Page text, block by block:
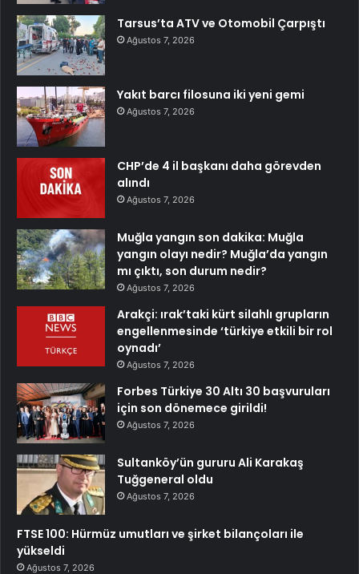
Tarsus’ta ATV ve Otomobil Çarpıştı
Ağustos 7, 2026
Yakıt barcı filosuna iki yeni gemi
Ağustos 7, 2026
CHP’de 4 il başkanı daha görevden
alındı
Ağustos 7, 2026
Muğla yangın son dakika: Muğla
yangın olayı nedir? Muğla’da yangın
mı çıktı, son durum nedir?
Ağustos 7, 2026
Arakçi: ırak’taki kürt silahlı grupların
engellenmesinde ‘türkiye etkili bir rol
oynadı’
Ağustos 7, 2026
Forbes Türkiye 30 Altı 30 başvuruları
için son dönemece girildi!
Ağustos 7, 2026
Sultanköy’ün gururu Ali Karakaş
Tuğgeneral oldu
Ağustos 7, 2026
FTSE 100: Hürmüz umutları ve şirket bilançoları ile
yükseldi
Ağustos 7, 2026